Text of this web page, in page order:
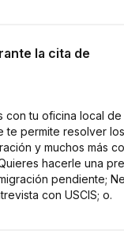
la cita de
con tu oficina local de
te permite resolver
y muchos más
hacerle una
pendiente;
con USCIS; o.